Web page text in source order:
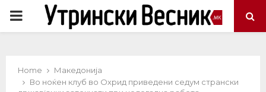
PRIMARY
Home
Македонија
Во ноќен клуб во Охрид приведени седум странски